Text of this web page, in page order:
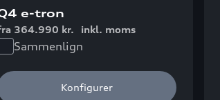
e-tron
364.990 kr. inkl. moms
Sammenlign
Konfigurer